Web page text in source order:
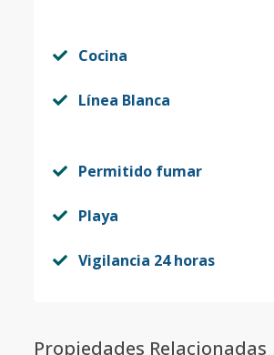
Cocina
Línea Blanca
Permitido fumar
Playa
Vigilancia 24 horas
Propiedades Relacionadas